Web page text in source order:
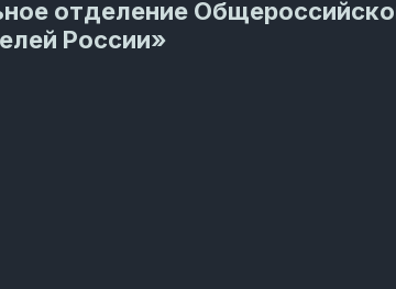
отделение
России»